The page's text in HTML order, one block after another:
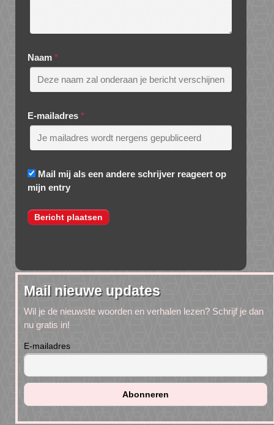
Naam *
E-mailadres *
Mail mij als een andere schrijver reageert op
mijn entry
Mail nieuwe updates
Wil je de nieuwste woorden en verhalen lezen? Schrijf je dan
nu gratis in!
E-mailadres